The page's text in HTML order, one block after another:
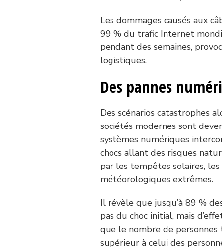
Les dommages causés aux
99 % du trafic Internet
pendant des semaines,
logistiques.
Des pannes
Des scénarios catastrophes
sociétés modernes sont
systèmes numériques
chocs allant des risques
par les tempêtes solaires,
météorologiques extrêmes.
Il révèle que jusqu’à 89 %
pas du choc initial, mais
que le nombre de personnes
supérieur à celui des